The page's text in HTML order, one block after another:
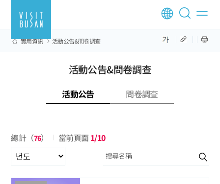
實用資訊 活動公告&問卷調查
活動公告&問卷調查
活動公告 問卷調查
總計（76） 當前頁面 1/10
년도